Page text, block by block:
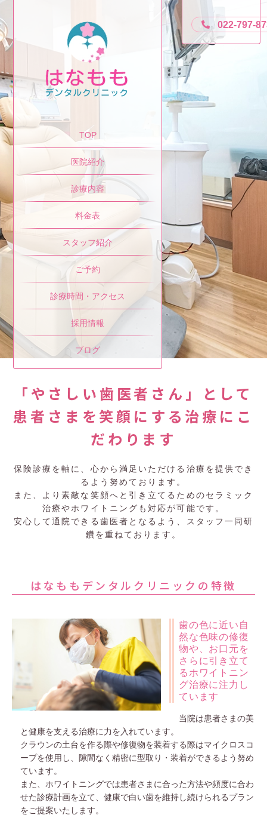
TOP
医院紹介
診療内容
料金表
スタッフ紹介
ご予約
診療時間・アクセス
採用情報
ブログ
022-797-
「やさしい歯医者さん」として
患者さまを笑顔にする治療に こ
だわります
保険診療を軸に、心から満足いただける治療を提供でき
るよう努めております。
また、より素敵な笑顔へと引き立てるためのセラミック
治療やホワイトニングも対応が可能です。
安心して通院できる歯医者となるよう、スタッフ一同研
鑽を重ねております。
はなももデンタルクリニック の特徴
歯の色に近い自
然な色味の修復
物や、お口元を
さらに引き立て
るホワイトニン
グ治療に注力し
ています
当院は患者さまの美
と健康を支える治療に力を入れています。
クラウンの土台を作る際や修復物を装着する際はマイクロスコ
ープを使用し、隙間なく精密に型取り・装着ができるよう努め
ています。
また、ホワイトニングでは患者さまに合った方法や頻度に合わ
せた診療計画を立て、健康で白い歯を維持し続けられるプラン
をご提案いたします。